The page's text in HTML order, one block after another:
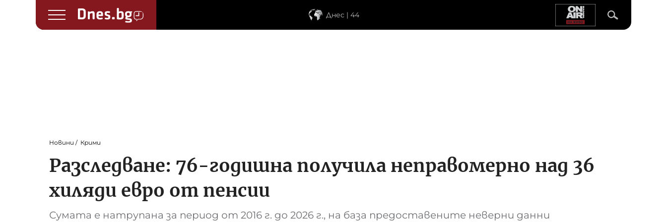
Днес | 44
Новини Крими
Разследване: 76-годишна получила неправомерно над 36
хиляди евро от пенсии
Сумата е натрупана за период от 2016 г. до 2026 г., на база предоставените неверни данни